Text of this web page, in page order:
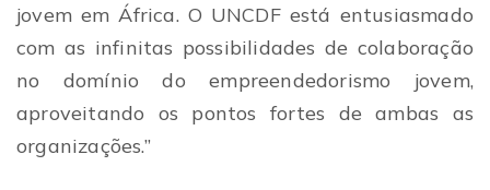
jovem em África. O UNCDF está entusiasmado
com as infinitas possibilidades de colaboração
no domínio do empreendedorismo jovem,
aproveitando os pontos fortes de ambas as
organizações.”